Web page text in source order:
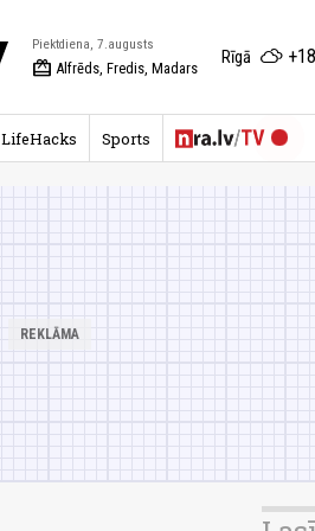
Piektdiena, 7.augusts
redeem Alfrēds, Fredis, Madars
Rīgā
LifeHacks Sports